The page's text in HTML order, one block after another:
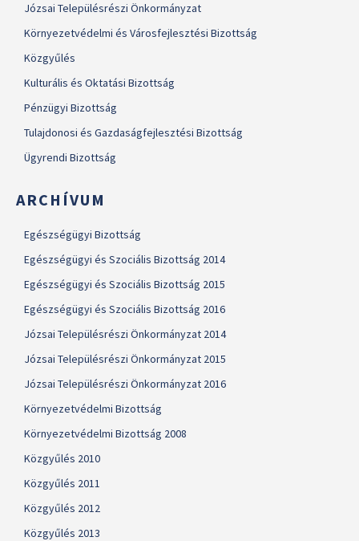
Józsai Településrészi Önkormányzat
Környezetvédelmi és Városfejlesztési Bizottság
Közgyűlés
Kulturális és Oktatási Bizottság
Pénzügyi Bizottság
Tulajdonosi és Gazdaságfejlesztési Bizottság
Ügyrendi Bizottság
ARCHÍVUM
Egészségügyi Bizottság
Egészségügyi és Szociális Bizottság 2014
Egészségügyi és Szociális Bizottság 2015
Egészségügyi és Szociális Bizottság 2016
Józsai Településrészi Önkormányzat 2014
Józsai Településrészi Önkormányzat 2015
Józsai Településrészi Önkormányzat 2016
Környezetvédelmi Bizottság
Környezetvédelmi Bizottság 2008
Közgyűlés 2010
Közgyűlés 2011
Közgyűlés 2012
Közgyűlés 2013